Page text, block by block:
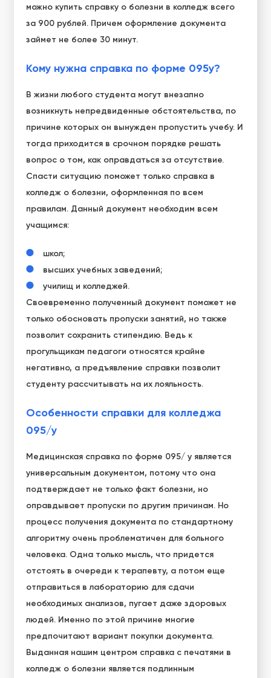
можно купить справку о болезни в колледжвсего
за 900 рублей. Причем оформление документа
займет не более 30 минут.
Кому нужна справка по форме 095у?
В жизни любого студента могут внезапно
возникнуть непредвиденные обстоятельства, по
причине которых он вынужден пропустить учебу. И
тогда приходится в срочном порядке решать
вопрос о том, как оправдаться за отсутствие.
Спасти ситуацию поможет только справка в
колледж о болезни, оформленная по всем
правилам. Данный документ необходим всем
учащимся:
школ;
высших учебных заведений;
училищ и колледжей.
Своевременно полученный документ поможет не
только обосновать пропуски занятий, но также
позволит сохранить стипендию. Ведь к
прогульщикам педагоги относятся крайне
негативно, а предъявление справки позволит
студенту рассчитывать на их лояльность.
Особенности справки для колледжа
095/у
Медицинская справка по форме 095/ у является
универсальным документом, потому что она
подтверждает не только факт болезни, но
оправдывает пропуски по другим причинам. Но
процесс получения документа по стандартному
алгоритму очень проблематичен для больного
человека. Одна только мысль, что придется
отстоять в очереди к терапевту, а потом еще
отправиться в лабораторию для сдачи
необходимых анализов, пугает даже здоровых
людей. Именно по этой причине многие
предпочитают вариант покупки документа.
Выданная нашим центром справка с печатями в
колледж о болезни является подлинным